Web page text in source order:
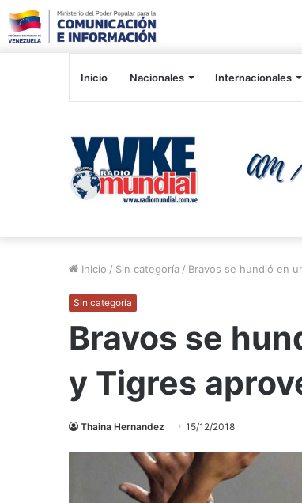
Inicio Nacionales Internacionales
Inicio / Sin categoría / Bravos se hundió en
Sin categoría
Bravos se
y Tigres
Thaina Hernandez 15/12/2018